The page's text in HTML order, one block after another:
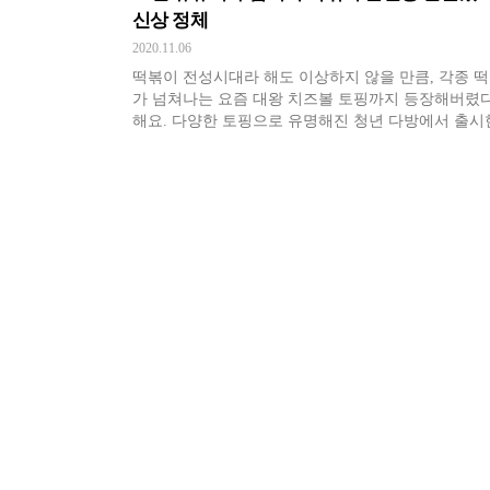
신상 정체
2020.11.06
떡볶이 전성시대라 해도 이상하지 않을 만큼, 각종 떡
가 넘쳐나는 요즘 대왕 치즈볼 토핑까지 등장해버렸
해요. 다양한 토핑으로 유명해진 청년 다방에서 출시